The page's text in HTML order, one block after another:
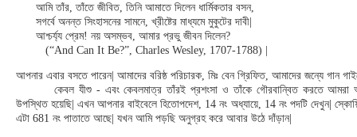
আমি তাঁর, তাঁতে জীবিত, তিনি আমাতে দিলেন ধার্মিকতার বসন,
সগর্বে অনন্ত সিংহাসনের সামনে, খ্রীষ্টের মাধ্যমে মুকুটের দাবী|
আশ্চর্য্য প্রেম! নয় অসম্ভব, আমার প্রভু জীবন দিলেন?
(“And Can It Be?”, Charles Wesley, 1707-1788) |
আপনার এবার বসতে পারেন| আমাদের বরিষ্ঠ পরিচারক, মিঃ বেন গ্রিফিত, আমাদের জন্যে গান
কেবল যীশু - এবং কেবলমাত্র তাঁরই প্রশংসা ও তাঁকে গৌরবান্বিত করতে আমরা
উপস্থিত হয়েছি| এখন আপনার বাইবেলে হিতোপদেশ, 14 নং অধ্যায়ে, 14 নং পদটি দেখুন|
এটা 681 নং পাতাতে আছে| যখন আমি পড়ছি অনুগ্রহ করে আবার উঠে দাঁড়ান|